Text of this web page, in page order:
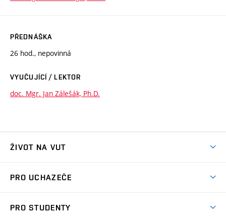
PŘEDNÁŠKA
26 hod., nepovinná
VYUČUJÍCÍ / LEKTOR
doc. Mgr. Jan Zálešák, Ph.D.
ŽIVOT NA VUT
Koleje
PRO UCHAZEČE
PRO STUDENTY